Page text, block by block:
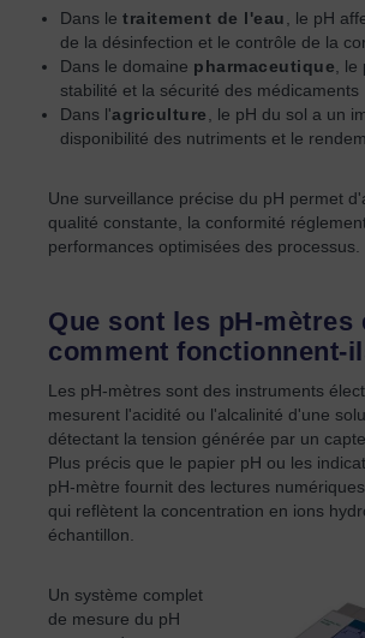
Dans le traitement de l'eau , le pH
de la désinfection et le contrôle de la
Dans le domaine pharmaceutique ,
stabilité et la sécurité des médicaments
Dans l'agriculture , le pH du sol a un
disponibilité des nutriments et le
Une surveillance précise du pH permet
qualité constante, la conformité
performances optimisées des processus.
Que sont les pH-mètres
comment fonctionnent-
Les pH-mètres sont des instruments
mesurent l'acidité ou l'alcalinité d'une
détectant la tension générée par un
Plus précis que le papier pH ou les
pH-mètre fournit des lectures
qui reflètent la concentration en ions
échantillon.
Un système complet
de mesure du pH